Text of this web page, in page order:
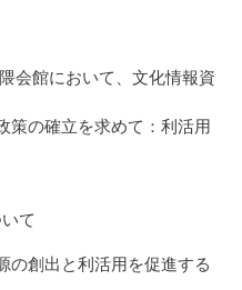
会館において、文化情報資
策の確立を求めて：利活用
て
創出と利活用を促進する